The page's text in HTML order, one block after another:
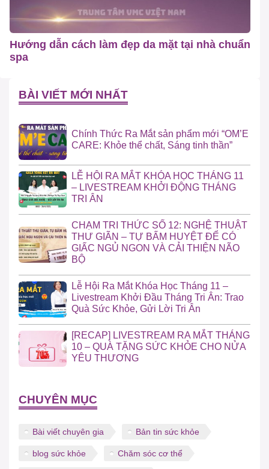
Hướng dẫn cách làm đẹp da mặt tại nhà chuẩn
spa
BÀI VIẾT MỚI NHẤT
Chính Thức Ra Mắt sản phẩm mới “OM’E
CARE: Khỏe thể chất, Sáng tinh thần”
LỄ HỘI RA MẮT KHÓA HỌC THÁNG 11
– LIVESTREAM KHỞI ĐỘNG THÁNG
TRI ÂN
CHẠM TRI THỨC SỐ 12: NGHỆ THUẬT
THƯ GIÃN – TỰ BẤM HUYỆT ĐỂ CÓ
GIẤC NGỦ NGON VÀ CẢI THIỆN NÃO
BỘ
Lễ Hội Ra Mắt Khóa Học Tháng 11 –
Livestream Khởi Đầu Tháng Tri Ân: Trao
Quà Sức Khỏe, Gửi Lời Tri Ân
[RECAP] LIVESTREAM RA MẮT THÁNG
10 – QUÀ TẶNG SỨC KHỎE CHO NỬA
YÊU THƯƠNG
CHUYÊN MỤC
Bài viết chuyên gia Bản tin sức khỏe
blog sức khỏe Chăm sóc cơ thể